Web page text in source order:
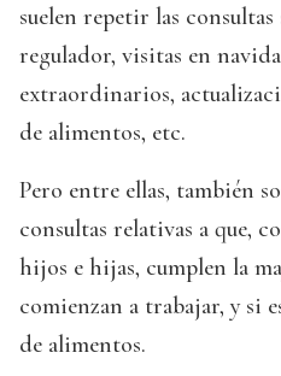
suelen repetir las
regulador, visitas en
extraordinarios,
de alimentos, etc.
Pero entre ellas, también
consultas relativas a que,
hijos e hijas, cumplen la
comienzan a trabajar, y si
de alimentos.